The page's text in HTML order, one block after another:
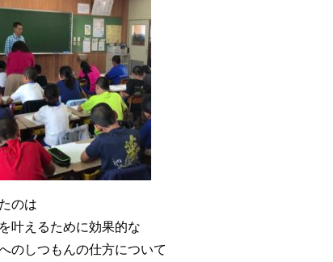
のは
叶えるために効果的な
のしつもんの仕方について